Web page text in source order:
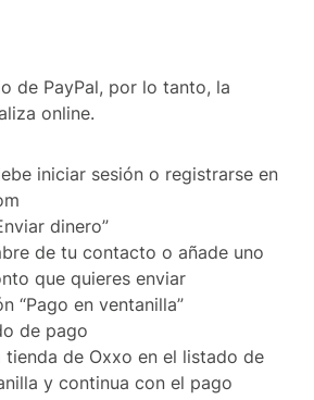
de PayPal, por lo tanto, la
online.
iniciar sesión o registrarse en
dinero”
de tu contacto o añade uno
que quieres enviar
“Pago en ventanilla”
de pago
tienda de Oxxo en el listado de
y continua con el pago